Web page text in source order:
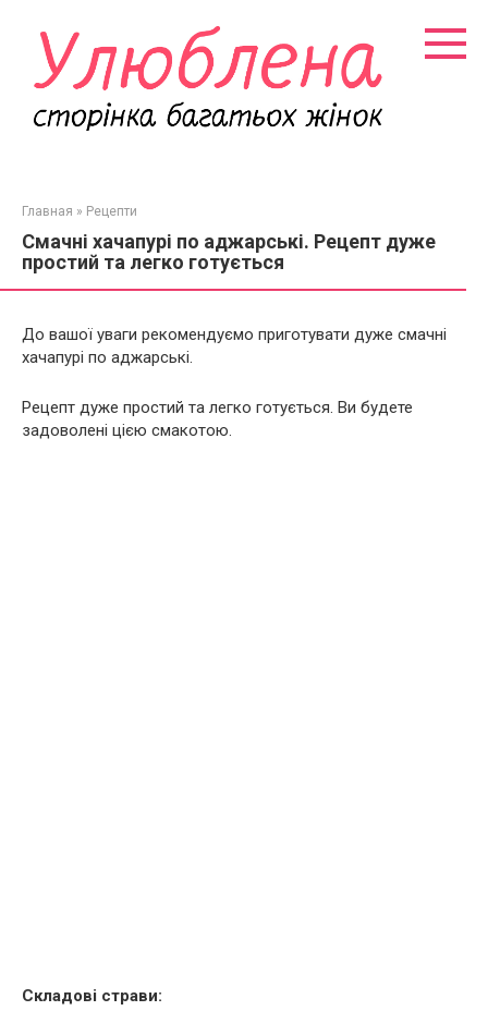
контенту
Главная » Рецепти
Смачні хачапурі по аджарські. Рецепт дуже
простий та легко готується
До вашої уваги рекомендуємо приготувати дуже смачні
хачапурі по аджарські.
Рецепт дуже простий та легко готується. Ви будете
задоволені цією смакотою.
Складові страви: